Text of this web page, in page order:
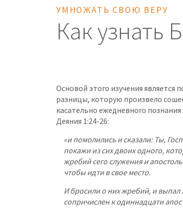
УМНОЖАТЬ СВОЮ ВЕРУ
Как узнать
Основой этого изучения является
разницы, которую произвело
касательно ежедневного
Деяния 1:24-26:
«и помолились и сказали: Ты,
покажи из сих двоих одного,
жребий сего служения и
чтобы идти в свое место.
И бросили о них жребий, и
сопричислен к одиннадцати